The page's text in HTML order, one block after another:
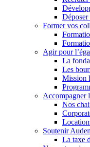
Former vos
Agir pour
La
Les
Mission
Accompagner
Nos
Soutenir
La taxe